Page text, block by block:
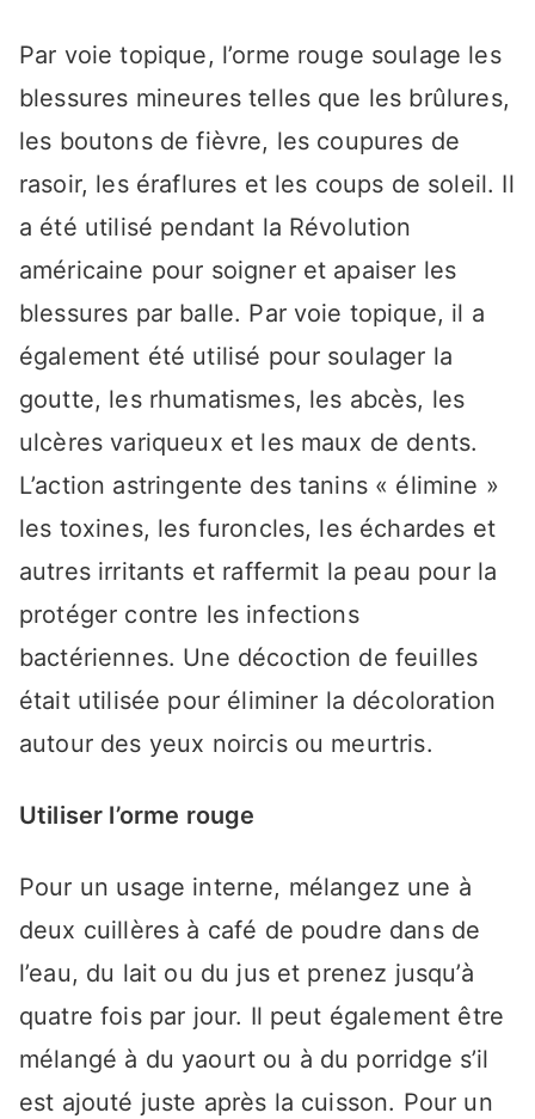
Par voie topique, l’orme rouge soulage les
blessures mineures telles que les brûlures,
les boutons de fièvre, les coupures de
rasoir, les éraflures et les coups de soleil. Il
a été utilisé pendant la Révolution
américaine pour soigner et apaiser les
blessures par balle. Par voie topique, il a
également été utilisé pour soulager la
goutte, les rhumatismes, les abcès, les
ulcères variqueux et les maux de dents.
L’action astringente des tanins « élimine »
les toxines, les furoncles, les échardes et
autres irritants et raffermit la peau pour la
protéger contre les infections
bactériennes. Une décoction de feuilles
était utilisée pour éliminer la décoloration
autour des yeux noircis ou meurtris.
Utiliser l’orme rouge
Pour un usage interne, mélangez une à
deux cuillères à café de poudre dans de
l’eau, du lait ou du jus et prenez jusqu’à
quatre fois par jour. Il peut également être
mélangé à du yaourt ou à du porridge s’il
est ajouté juste après la cuisson. Pour un